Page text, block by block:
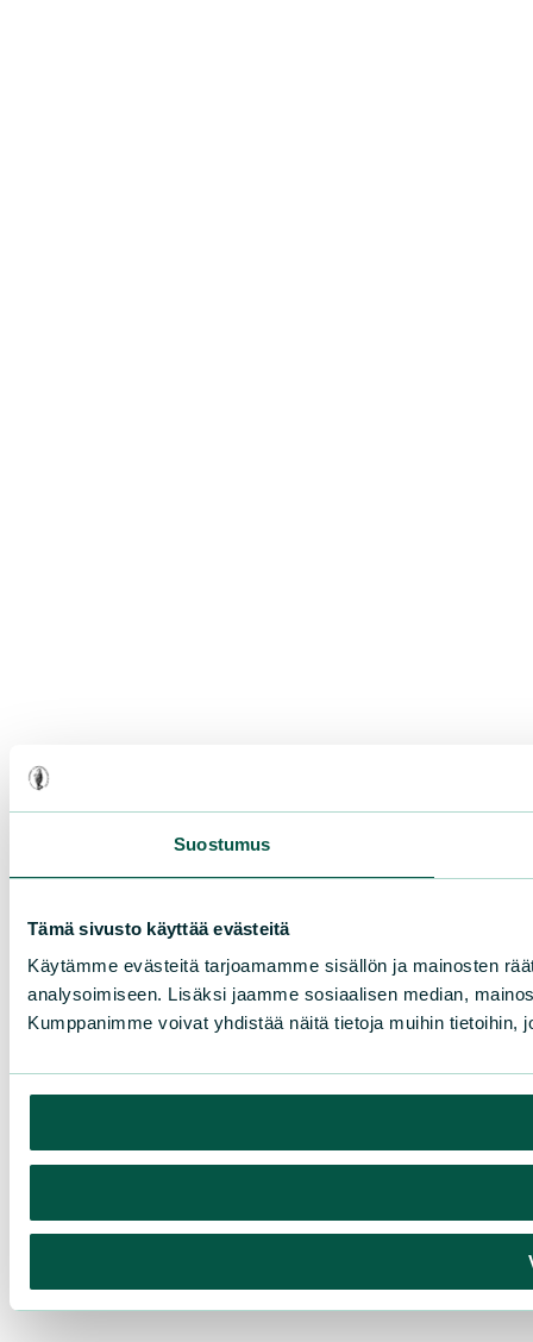
Suostumus
Tämä sivusto käyttää evästeitä
Käytämme evästeitä tarjoamamme sisällön ja mainosten
analysoimiseen. Lisäksi jaamme sosiaalisen median,
Kumppanimme voivat yhdistää näitä tietoja muihin tietoihin,